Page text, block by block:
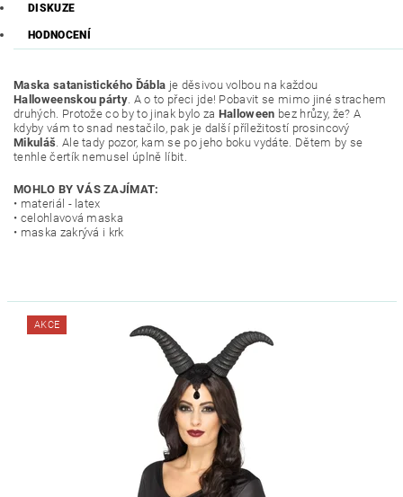
DISKUZE
HODNOCENÍ
Maska satanistického Ďábla je děsivou volbou na každou
Halloweenskou párty. A o to přeci jde! Pobavit se mimo jiné strachem
druhých. Protože co by to jinak bylo za Halloween bez hrůzy, že? A
kdyby vám to snad nestačilo, pak je další příležitostí prosincový
Mikuláš. Ale tady pozor, kam se po jeho boku vydáte. Dětem by se
tenhle čertík nemusel úplně líbit.
MOHLO BY VÁS ZAJÍMAT:
• materiál - latex
• celohlavová maska
• maska zakrývá i krk
AKCE